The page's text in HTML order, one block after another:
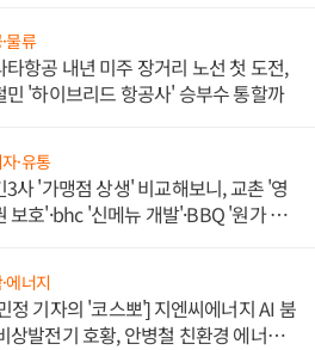
물류
타항공 내년 미주 장거리 노선 첫 도전,
민 '하이브리드 항공사' 승부수 통할까
·유통
3사 '가맹점 상생' 비교해보니, 교촌 '영
보호'·bhc '신메뉴 개발'·BBQ '원가 부
에너지
정 기자의 '코스뽀'] 지엔씨에너지 AI 붐
상발전기 호황, 안병철 친환경 에너지